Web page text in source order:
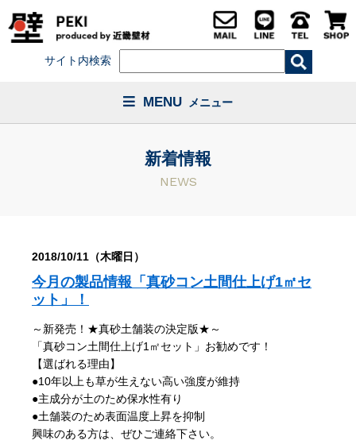
サイト内検索
MENU メニュー
新着情報
NEWS
2018/10/11（木曜日）
今月の製品情報「真砂コン土間仕上げ1㎡セ
ット」！
～新発売！★真砂土舗装の決定版★～
「真砂コン土間仕上げ1㎡セット」お勧めです！
【選ばれる理由】
●10年以上も草が生えない高い強度が維持
●主成分が土のため保水性有り
●土舗装のため表面温度上昇を抑制
興味のある方は、ぜひご連絡下さい。